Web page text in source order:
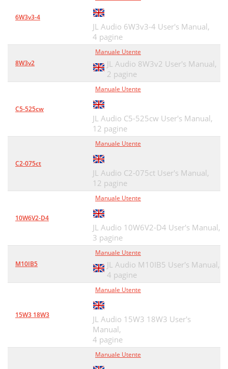
6W3v3-4
JL Audio 6W3v3-4 User's Manual,
4 pagine
8W3v2
Manuale Utente
JL Audio 8W3v2 User's Manual,
2 pagine
C5-525cw
Manuale Utente
JL Audio C5-525cw User's Manual,
12 pagine
C2-075ct
Manuale Utente
JL Audio C2-075ct User's Manual,
12 pagine
10W6V2-D4
Manuale Utente
JL Audio 10W6V2-D4 User's Manual,
3 pagine
M10IB5
Manuale Utente
JL Audio M10IB5 User's Manual,
4 pagine
15W3 18W3
Manuale Utente
JL Audio 15W3 18W3 User's
Manual,
4 pagine
Manuale Utente